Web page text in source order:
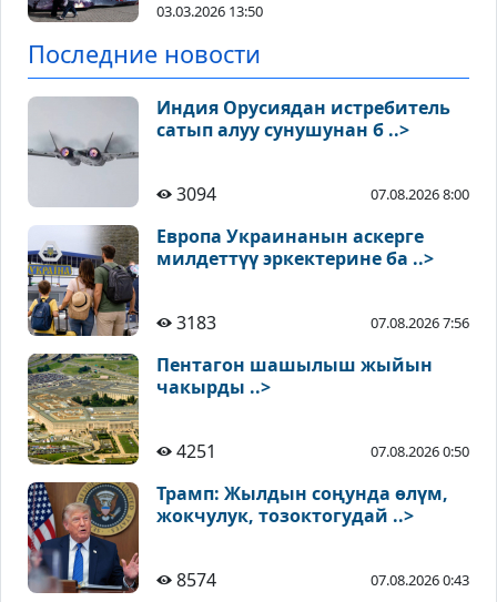
03.03.2026 13:50
Последние новости
Индия Орусиядан истребитель
сатып алуу сунушунан б ..>
3094 07.08.2026 8:00
Европа Украинанын аскерге
милдеттүү эркектерине ба ..>
3183 07.08.2026 7:56
Пентагон шашылыш жыйын
чакырды ..>
4251 07.08.2026 0:50
Трамп: Жылдын соңунда өлүм,
жокчулук, тозоктогудай ..>
8574 07.08.2026 0:43